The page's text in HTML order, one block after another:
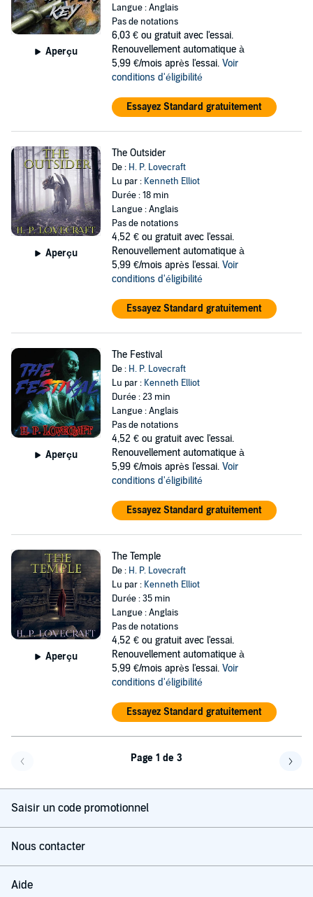
Aperçu
Langue : Anglais
Pas de notations
6,03 € ou gratuit avec l'essai.
Renouvellement automatique à
5,99 €/mois après l'essai. Voir
conditions d'éligibilité
Essayez Standard gratuitement
Aperçu
The Outsider
De : H. P. Lovecraft
Lu par : Kenneth Elliot
Durée : 18 min
Langue : Anglais
Pas de notations
4,52 € ou gratuit avec l'essai.
Renouvellement automatique à
5,99 €/mois après l'essai. Voir
conditions d'éligibilité
Essayez Standard gratuitement
Aperçu
The Festival
De : H. P. Lovecraft
Lu par : Kenneth Elliot
Durée : 23 min
Langue : Anglais
Pas de notations
4,52 € ou gratuit avec l'essai.
Renouvellement automatique à
5,99 €/mois après l'essai. Voir
conditions d'éligibilité
Essayez Standard gratuitement
Aperçu
The Temple
De : H. P. Lovecraft
Lu par : Kenneth Elliot
Durée : 35 min
Langue : Anglais
Pas de notations
4,52 € ou gratuit avec l'essai.
Renouvellement automatique à
5,99 €/mois après l'essai. Voir
conditions d'éligibilité
Essayez Standard gratuitement
Page 1 de 3
Saisir un code promotionnel
Nous contacter
Aide